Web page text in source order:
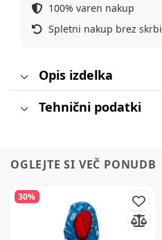
100% varen nakup
Spletni nakup brez skrbi
Opis izdelka
Tehnični podatki
OGLEJTE SI VEČ PONUDB
30%